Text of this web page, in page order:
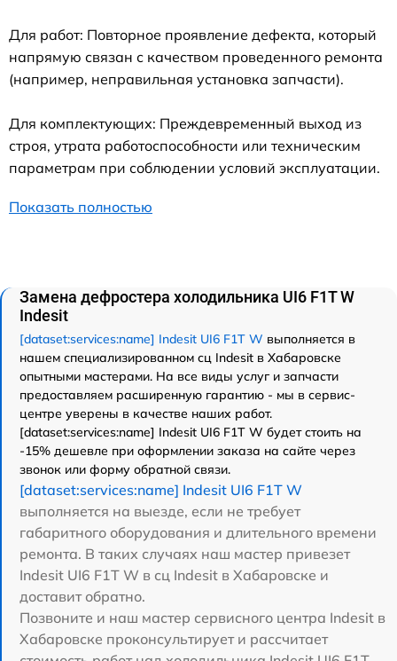
Для работ: Повторное проявление дефекта, который
напрямую связан с качеством проведенного ремонта
(например, неправильная установка запчасти).
Для комплектующих: Преждевременный выход из
строя, утрата работоспособности или техническим
параметрам при соблюдении условий эксплуатации.
Показать полностью
Замена дефростера холодильника UI6 F1T W
Indesit
[dataset:services:name] Indesit UI6 F1T W выполняется в
нашем специализированном сц Indesit в Хабаровске
опытными мастерами. На все виды услуг и запчасти
предоставляем расширенную гарантию - мы в сервис-
центре уверены в качестве наших работ.
[dataset:services:name] Indesit UI6 F1T W будет стоить на
-15% дешевле при оформлении заказа на сайте через
звонок или форму обратной связи.
[dataset:services:name] Indesit UI6 F1T W
выполняется на выезде, если не требует
габаритного оборудования и длительного времени
ремонта. В таких случаях наш мастер привезет
Indesit UI6 F1T W в сц Indesit в Хабаровске и
доставит обратно.
Позвоните и наш мастер сервисного центра Indesit в
Хабаровске проконсультирует и рассчитает